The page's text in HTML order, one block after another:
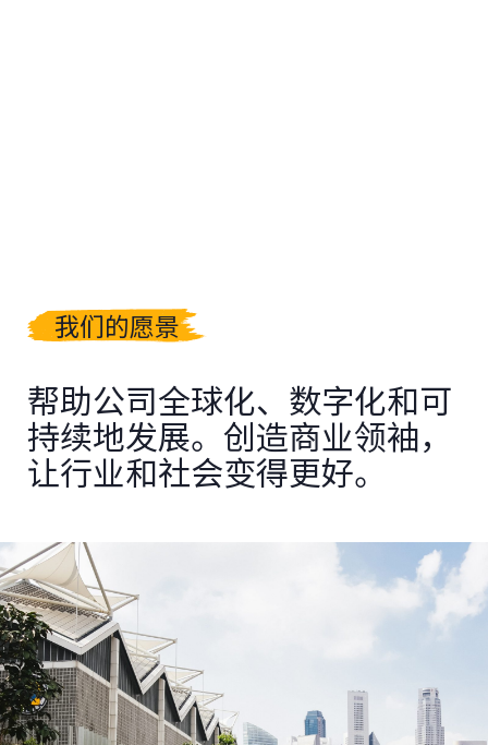
我们的愿景
帮助公司全球化、数字化和可
持续地发展。创造商业领袖，
让行业和社会变得更好。